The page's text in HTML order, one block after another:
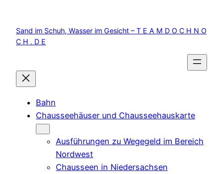
springen
Sand im Schuh, Wasser im Gesicht – T E A M D O C H N O
C H . D E
Bahn
Chausseehäuser und Chausseehauskarte
Ausführungen zu Wegegeld im Bereich
Nordwest
Chausseen in Niedersachsen